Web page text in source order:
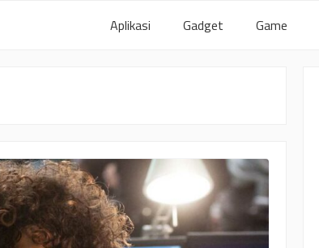
Aplikasi Gadget Game